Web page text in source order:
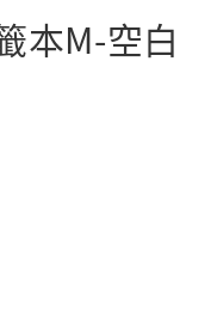
本M-空白